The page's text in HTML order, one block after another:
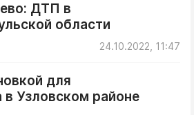
ДТП в
области
24.10.2022, 11:47
для
в Узловском районе